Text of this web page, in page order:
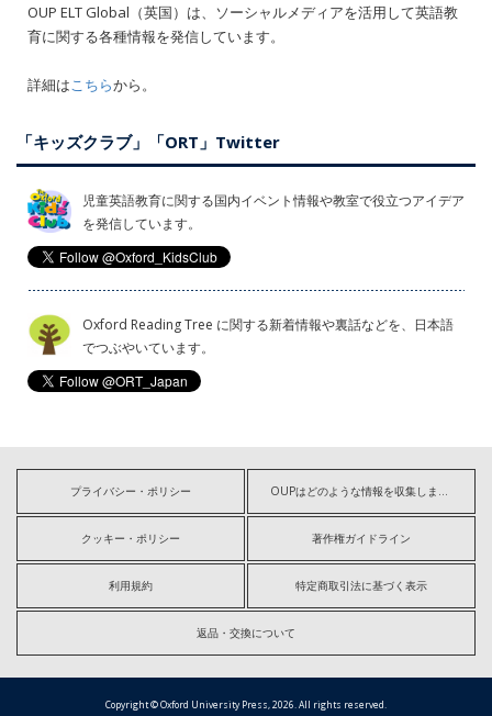
OUP ELT Global（英国）は、ソーシャルメディアを活用して英語教
育に関する各種情報を発信しています。
詳細は こちらから。
「キッズクラブ」「ORT」Twitter
児童英語教育に関する国内イベント情報や教室で役立つアイデア
を発信しています。
Oxford Reading Tree に関する新着情報や裏話などを、日本語
でつぶやいています。
プライバシー・ポリシー
クッキー・ポリシー 著作権ガイドライン
利用規約 特定商取引法に基づく表示
返品・交換について
Copyright © Oxford University Press, 2026. All rights reserved.